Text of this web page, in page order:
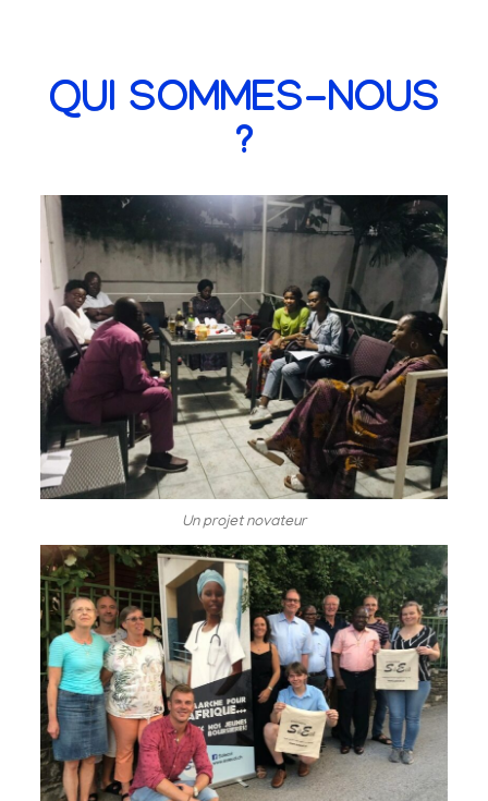
QUI SOMMES-NOUS
?
Un projet novateur